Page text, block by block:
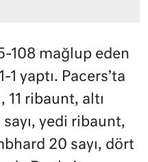
108 mağlup eden
1 yaptı. Pacers’ta
11 ribaunt, altı
yedi ribaunt,
20 sayı, dört